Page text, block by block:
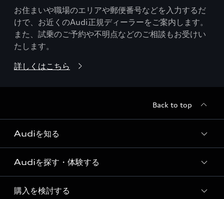
お住まいや職場のエリアや郵便番号などを入力するだ
けで、お近くのAudi正規ディーラーをご案内します。
また、試乗のご予約や不明点などのご相談もお受けい
たします。
詳しくはこちら
Back to top
Audiを知る
Audi ブランド
Story of Progress
Audiを探す・体験する
ディーラー検索
購入を検討する